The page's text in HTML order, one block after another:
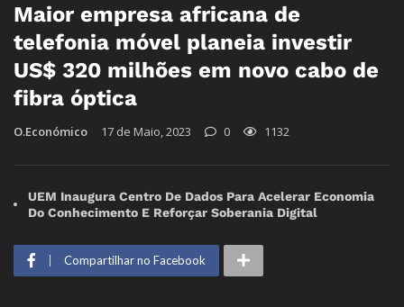
Maior empresa africana de
telefonia móvel planeia investir
US$ 320 milhões em novo cabo de
fibra óptica
O.Económico 17 de Maio, 2023 0 1132
UEM Inaugura Centro De Dados Para Acelerar Economia
Do Conhecimento E Reforçar Soberania Digital
Compartilhar no Facebook